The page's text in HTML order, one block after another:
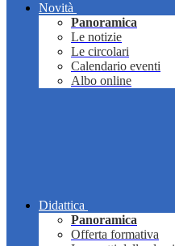
Novità
Panoramica
Le notizie
Le circolari
Calendario eventi
Albo online
Didattica
Panoramica
Offerta formativa